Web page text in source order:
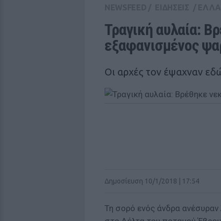
Τραγική αυλαία:
εξαφανισμένος
Οι αρχές τον έψαχναν
Δημοσίευση 10/1/2018 | 17:54
Τη σορό ενός άνδρα